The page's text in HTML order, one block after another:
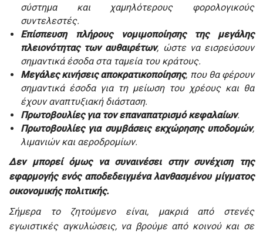
σύστημα και χαμηλότερους φορολογικούς
συντελεστές.
Επίσπευση πλήρους νομιμοποίησης της μεγάλης
πλειονότητας των αυθαιρέτων, ώστε να εισρεύσουν
σημαντικά έσοδα στα ταμεία του κράτους.
Μεγάλες κινήσεις αποκρατικοποίησης, που θα φέρουν
σημαντικά έσοδα για τη μείωση του χρέους και θα
έχουν αναπτυξιακή διάσταση.
Πρωτοβουλίες για τον επαναπατρισμό κεφαλαίων.
Πρωτοβουλίες για συμβάσεις εκχώρησης υποδομών,
λιμανιών και αεροδρομίων.
Δεν μπορεί όμως να συναινέσει στην συνέχιση της
εφαρμογής ενός αποδεδειγμένα λανθασμένου μίγματος
οικονομικής πολιτικής.
Σήμερα το ζητούμενο είναι, μακριά από στενές
εγωιστικές αγκυλώσεις, να βρούμε από κοινού και σε